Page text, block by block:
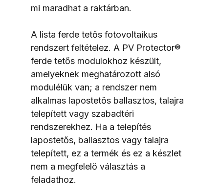
mi maradhat a raktárban.
A lista ferde tetős fotovoltaikus
rendszert feltételez. A PV Protector®
ferde tetős modulokhoz készült,
amelyeknek meghatározott alsó
modulélük van; a rendszer nem
alkalmas lapostetős ballasztos, talajra
telepített vagy szabadtéri
rendszerekhez. Ha a telepítés
lapostetős, ballasztos vagy talajra
telepített, ez a termék és ez a készlet
nem a megfelelő választás a
feladathoz.